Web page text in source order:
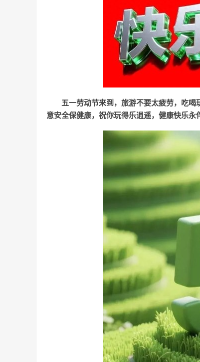
五一劳动节来到，旅游不要太疲劳，吃
意安全保健康，祝你玩得乐逍遥，健康快乐永